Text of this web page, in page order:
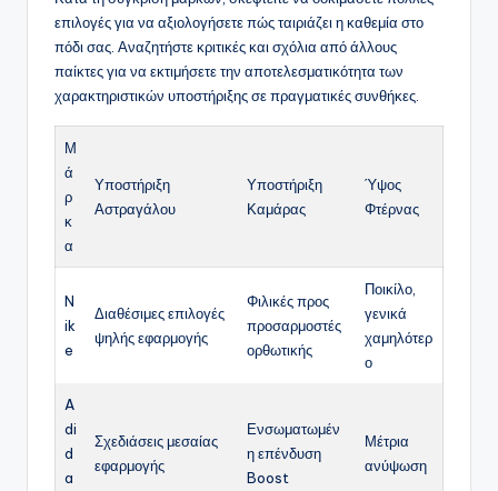
επιλογές για να αξιολογήσετε πώς ταιριάζει η καθεμία στο
πόδι σας. Αναζητήστε κριτικές και σχόλια από άλλους
παίκτες για να εκτιμήσετε την αποτελεσματικότητα των
χαρακτηριστικών υποστήριξης σε πραγματικές συνθήκες.
Μ
ά
ρ
κ
α
Υποστήριξη
Αστραγάλου
Υποστήριξη
Καμάρας
Ύψος
Φτέρνας
N
ik
e
Διαθέσιμες επιλογές
ψηλής εφαρμογής
Φιλικές προς
προσαρμοστές
ορθωτικής
Ποικίλο,
γενικά
χαμηλότερ
ο
A
di
d
a
Σχεδιάσεις μεσαίας
εφαρμογής
Ενσωματωμέν
η επένδυση
Boost
Μέτρια
ανύψωση